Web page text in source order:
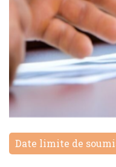
Date limite de